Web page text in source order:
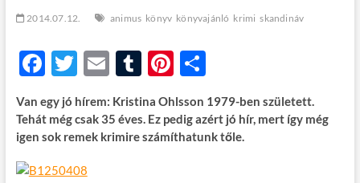
2014.07.12. animus könyv könyvajánló krimi skandináv
F
ac
e
b
o
T
w
itt
er
E
m
ail
T
u
m
bl
Pi
nt
er
es
O
ss
za
m
Van egy jó hírem: Kristina Ohlsson 1979-ben született.
Tehát még csak 35 éves. Ez pedig azért jó hír, mert így még
igen sok remek krimire számíthatunk tőle.